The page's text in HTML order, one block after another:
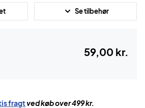
Se tilbehør
59,00 kr.
fragtved køb over 499 kr.